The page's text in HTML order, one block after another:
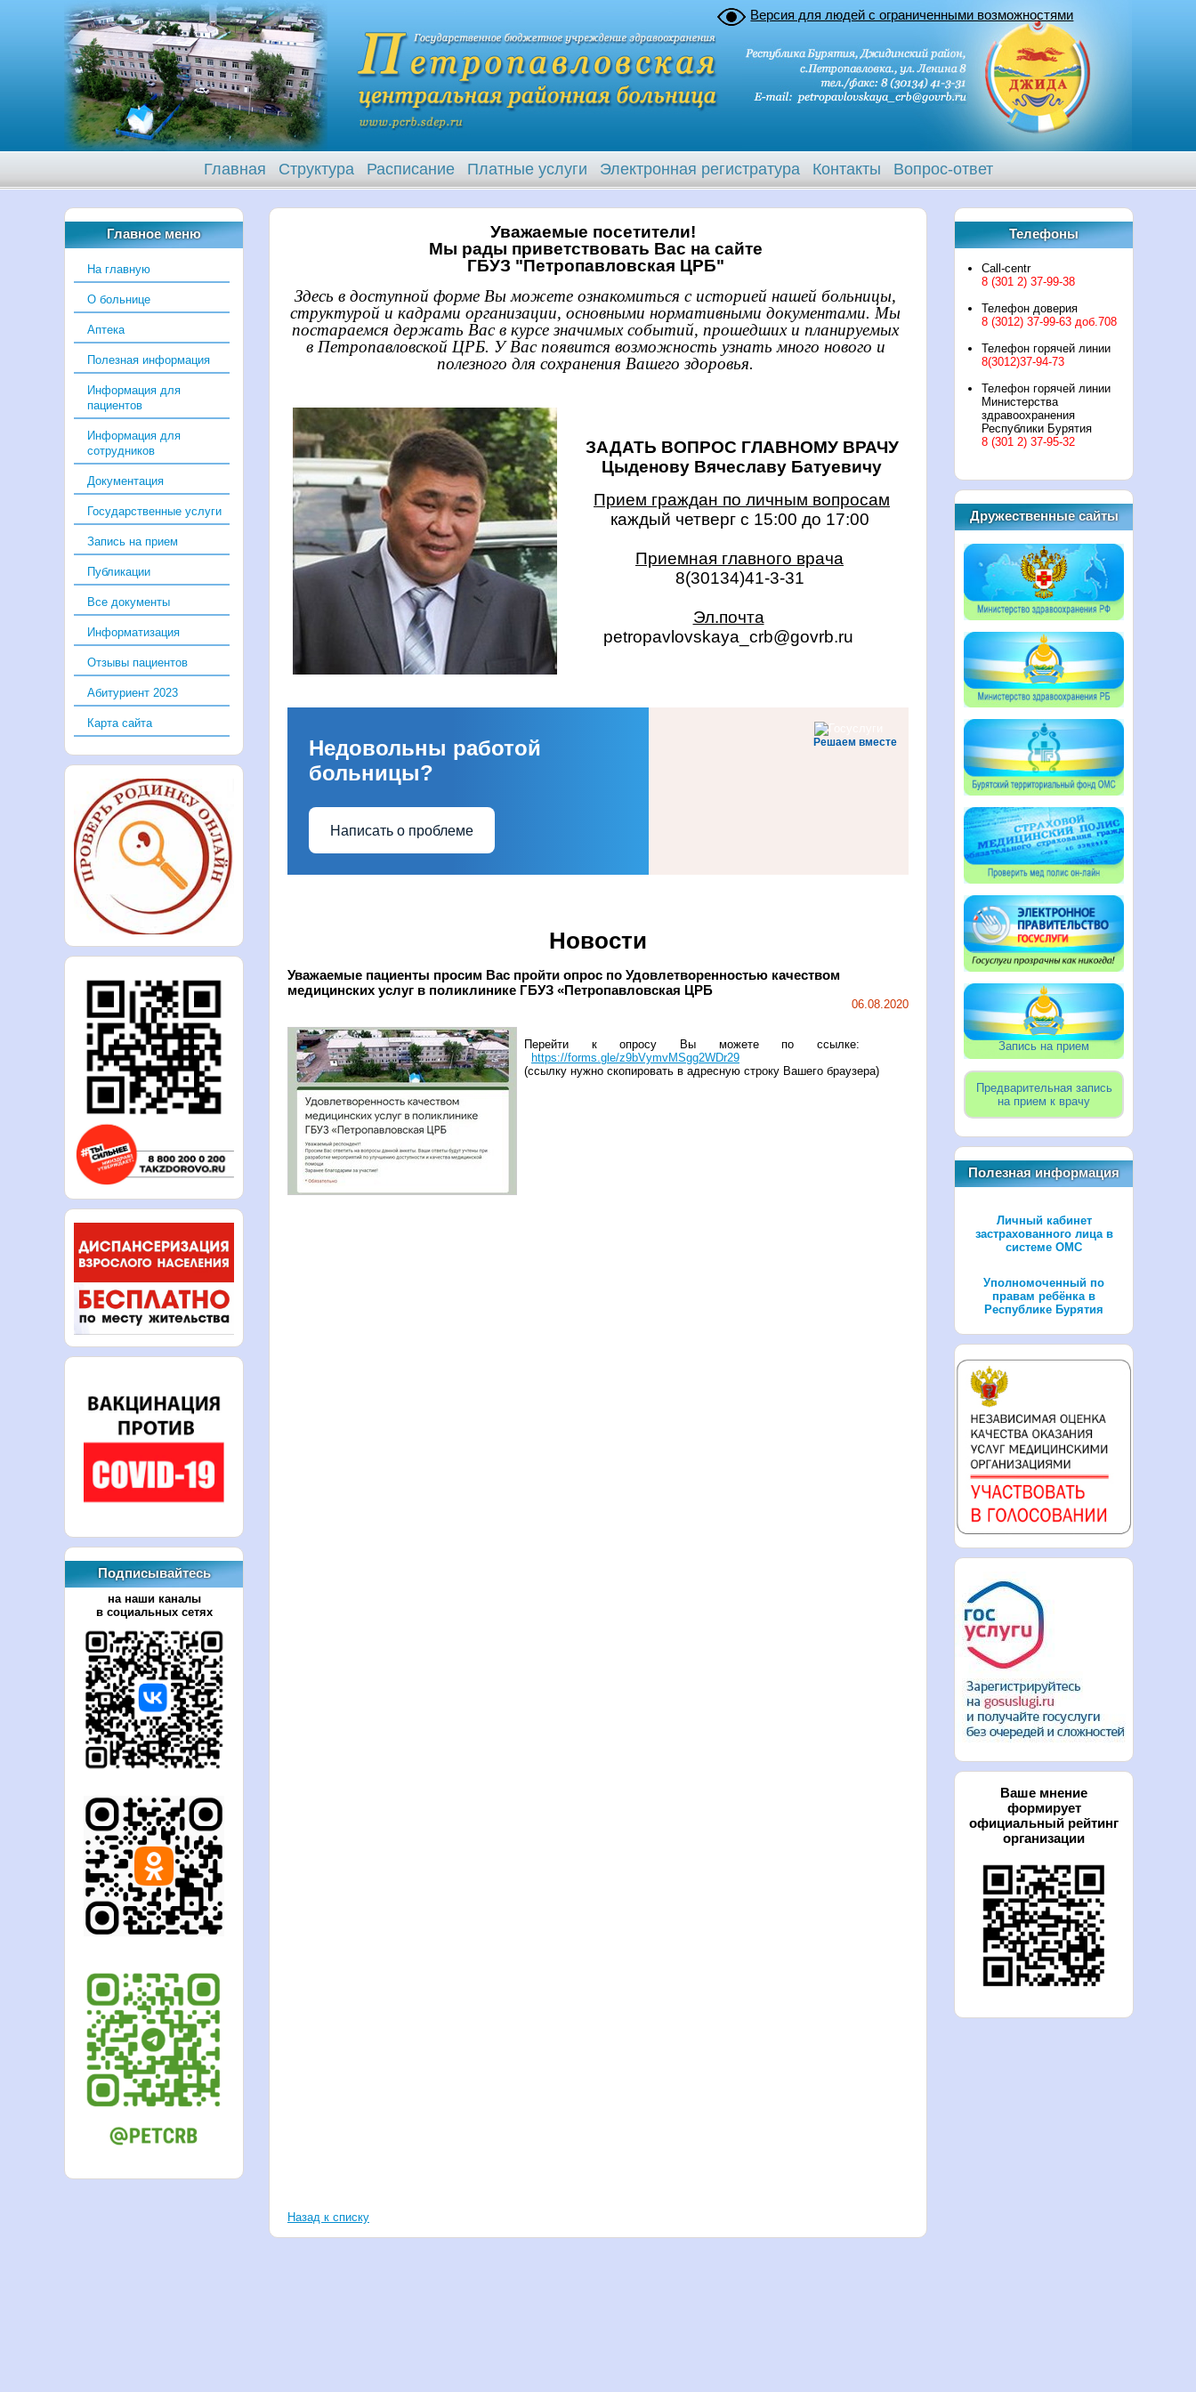
Версия для людей с ограниченными возможностями
Главная Структура Расписание Платные услуги Электронная регистратура Контакты Вопрос-ответ
Главное меню
На главную
О больнице
Аптека
Полезная информация
Информация для
пациентов
Информация для
сотрудников
Документация
Государственные услуги
Запись на прием
Публикации
Все документы
Информатизация
Отзывы пациентов
Абитуриент 2023
Карта сайта
Подписывайтесь
на наши каналы
в социальных сетях
Телефоны
Call-centr
8 (301 2) 37-99-38
Телефон доверия
8 (3012) 37-99-63 доб.708
Телефон горячей линии
8(3012)37-94-73
Телефон горячей линии
Министерства
здравоохранения
Республики Бурятия
8 (301 2) 37-95-32
Дружественные сайты
Запись на прием
Предварительная запись
на прием к врачу
Полезная информация
Личный кабинет
застрахованного лица в
системе ОМС
Уполномоченный по
правам ребёнка в
Республике Бурятия
Ваше мнение
формирует
официальный рейтинг
организации
Уважаемые посетители!
Мы рады приветствовать Вас на сайте
ГБУЗ "Петропавловская ЦРБ"
Здесь в доступной форме Вы можете ознакомиться с историей нашей больницы,
структурой и кадрами организации, основными нормативными документами. Мы
постараемся держать Вас в курсе значимых событий, прошедших и планируемых
в Петропавловской ЦРБ. У Вас появится возможность узнать много нового и
полезного для сохранения Вашего здоровья.
ЗАДАТЬ ВОПРОС ГЛАВНОМУ ВРАЧУ
Цыденову Вячеславу Батуевичу
Прием граждан по личным вопросам
каждый четверг с 15:00 до 17:00
Приемная главного врача
8(30134)41-3-31
Эл.почта
petropavlovskaya_crb@govrb.ru
Решаем вместе
Недовольны работой
больницы?
Написать о проблеме
Новости
Уважаемые пациенты просим Вас пройти опрос по Удовлетворенностью качеством
медицинских услуг в поликлинике ГБУЗ «Петропавловская ЦРБ
06.08.2020
Перейти к опросу Вы можете по ссылке:
https://forms.gle/z9bVymvMSgg2WDr29
(ссылку нужно скопировать в адресную строку Вашего браузера)
Назад к списку